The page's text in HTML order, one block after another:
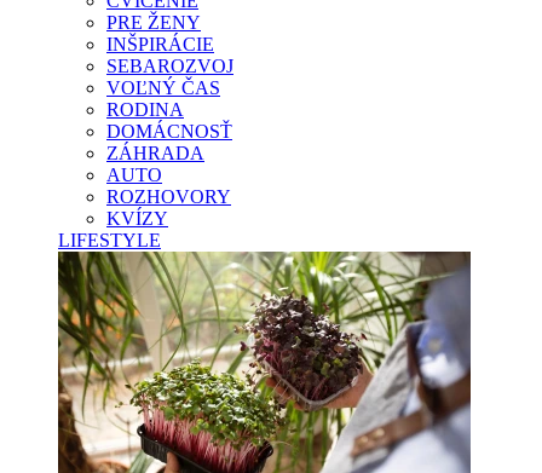
PRE ŽENY
INŠPIRÁCIE
SEBAROZVOJ
VOĽNÝ ČAS
RODINA
DOMÁCNOSŤ
ZÁHRADA
AUTO
ROZHOVORY
KVÍZY
LIFESTYLE